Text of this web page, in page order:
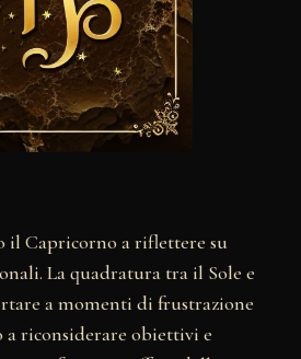
il Capricorno a riflettere su
La quadratura tra il Sole e
a momenti di frustrazione
a riconsiderare obiettivi e